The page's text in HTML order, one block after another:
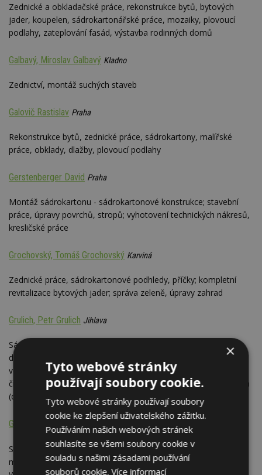
Zednické a obkladačské práce, rekonstrukce bytů, bytových
jader, koupelen, sádrokartonářské práce, mozaiky, plovoucí
podlahy, zateplování fasád, výstavba rodinných domů
Galbavý, Miroslav Galbavý Kladno
Zednictví, montáž suchých staveb
Galovič Rastislav Praha
Rekonstrukce bytů, zednické práce, sádrokartony, malířské
práce, obklady, dlažby, plovoucí podlahy
Gerstenberger David Praha
Montáž sádrokartonu - sádrokartonové konstrukce; stavební
práce, úpravy povrchů, stropů; vyhotovení technických nákresů,
kresličské práce
Grochovský, Tomáš Grochovský Karviná
Zednické práce, sádrokartonové podhledy, příčky; kompletní
revitalizace bytových jader; správa zeleně, úpravy zahrad
Grulich, Petr Grulich Jihlava
Sádrokartonářské práce, odpady, voda, topení a služby pro
domácnost: instalatérství (opravy a budování kanalizace,
vodovodních rozvodů a topení), čištění textilií vysokotlakým
čističem koberců a čalounění (Kärcher), drobné úpravy a údržba
(dům a zahrada)
Grygar, Pavel Grygar Olomouc
SDK práce - výstavba podkroví, příček, instalačních příček,
minerálních stropů a suchých podlah (certifikáty URSA, Rigips,
×
Tyto webové stránky
používají soubory cookie.
Tyto webové stránky používají soubory
cookie ke zlepšení uživatelského zážitku.
Používáním našich webových stránek
souhlasíte se všemi soubory cookie v
souladu s našimi zásadami používání
souborů cookie.Více informací